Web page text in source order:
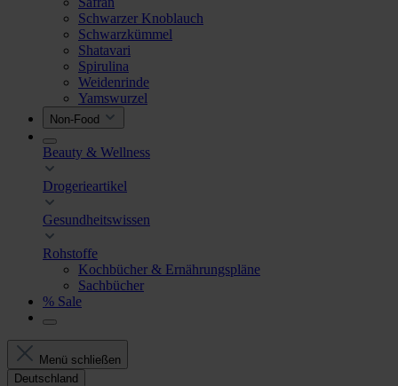
Schwarzer Knoblauch
Schwarzkümmel
Shatavari
Spirulina
Weidenrinde
Yamswurzel
Non-Food
Beauty & Wellness
Drogerieartikel
Gesundheitswissen
Rohstoffe
Kochbücher & Ernährungspläne
Sachbücher
% Sale
Menü schließen
Deutschland